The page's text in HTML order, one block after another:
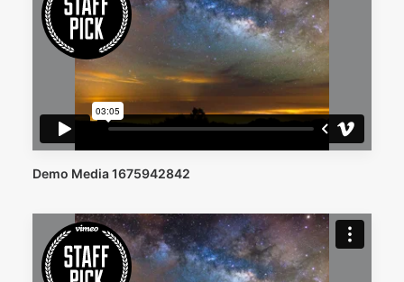
Demo Media 1675942842